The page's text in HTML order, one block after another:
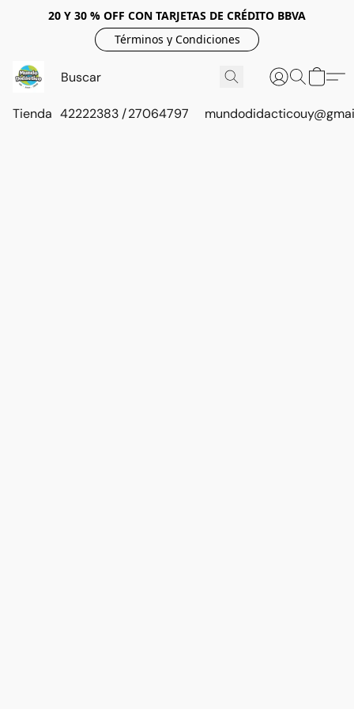
20 Y 30 % OFF CON TARJETAS DE CRÉDITO BBVA
Términos y Condiciones
Tienda 42222383 / 27064797